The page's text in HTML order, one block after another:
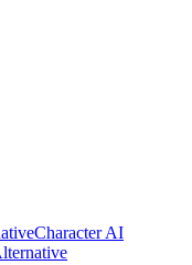
Character AI